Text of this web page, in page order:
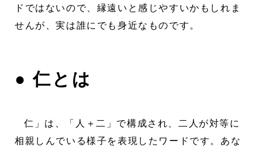
ドではないので、縁遠いと感じやすいかもしれま
せんが、実は誰にでも身近なものです。
● 仁とは
仁」は、「人＋二」で構成され、二人が対等に
相親しんでいる様子を表現したワードです。あな